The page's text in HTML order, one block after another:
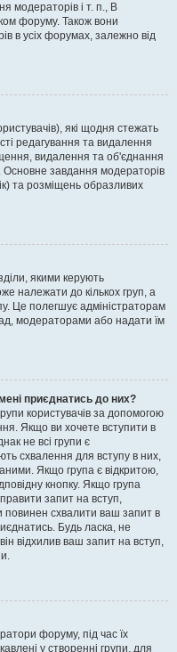
модераторів і т. п., В
форуму. Також вони
в усіх форумах, залежно від
які щодня стежать
редагування та видалення
видалення та об'єднання
Основне завдання модераторів
та розміщень образливих
якими керують
належати до кількох груп, а
Це полегшує адміністраторам
модераторами або надати їм
приєднатись до них?
користувачів за допомогою
Якщо ви хочете вступити в
не всі групи є
схвалення для вступу в них,
Якщо група є відкритою,
кнопку. Якщо група
запит на вступ,
повинен схвалити ваш запит в
Будь ласка, не
відхилив ваш запит на вступ,
форуму, під час їх
у створенні групи, для